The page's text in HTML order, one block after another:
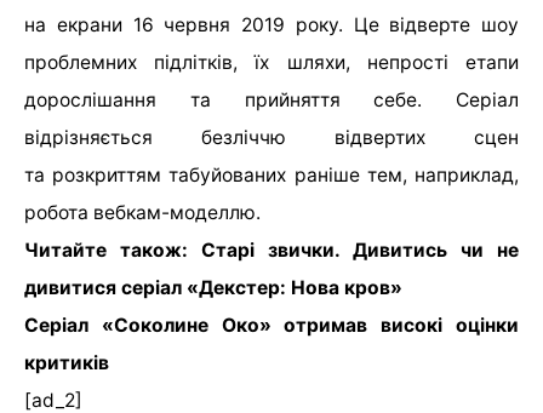
на екрани 16 червня 2019 року. Це відверте шоу
проблемних підлітків, їх шляхи, непрості етапи
дорослішання та прийняття себе. Серіал
відрізняється безліччю відвертих сцен
та розкриттям табуйованих раніше тем, наприклад,
робота вебкам-моделлю.
Читайте також: Старі звички. Дивитись чи не
дивитися серіал «Декстер: Нова кров»
Серіал «Соколине Око» отримав високі оцінки
критиків
[ad_2]